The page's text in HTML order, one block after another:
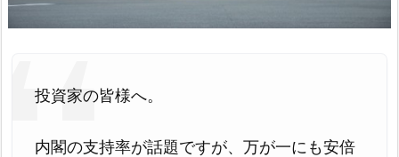
投資家の皆様へ。
内閣の支持率が話題ですが、万が一にも安倍